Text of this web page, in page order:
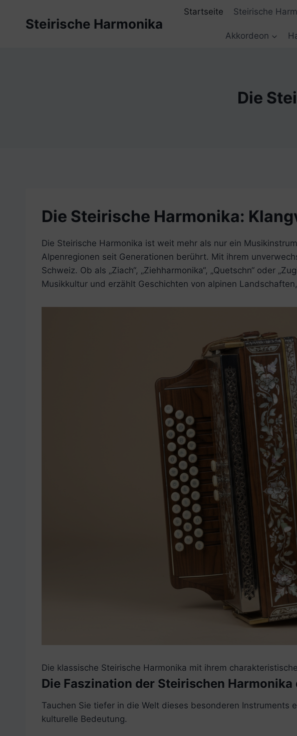
Steirische Harmonika
Startseite Steirische
Akkordeon
Die
Die Steirische Harmonika:
Die Steirische Harmonika ist weit mehr als nur ein
Alpenregionen seit Generationen berührt. Mit ihrem
Schweiz. Ob als „Ziach“, „Ziehharmonika“, „Quetschn“ oder
Musikkultur und erzählt Geschichten von alpinen
Die klassische Steirische Harmonika mit ihrem
Die Faszination der Steirischen Harmonika
Tauchen Sie tiefer in die Welt dieses besonderen
kulturelle Bedeutung.